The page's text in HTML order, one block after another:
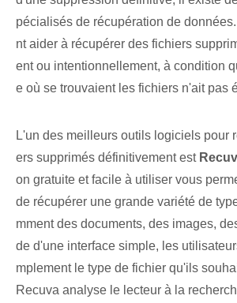
pécialisés de récupération de
nt aider à récupérer des fichiers
ent ou intentionnellement, à condition
e où se trouvaient les fichiers n'ait pas
L'un des meilleurs outils logiciels pour
ers supprimés définitivement est
on gratuite et facile à utiliser vous
de récupérer une grande variété de
mment des documents, des images,
de d'une interface simple, les
mplement le type de fichier qu'ils
Recuva analyse le lecteur à la